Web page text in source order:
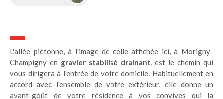
L'allée piétonne, à l'image de celle affichée ici, à Morigny-
Champigny en gravier stabilisé drainant, est le chemin qui
vous dirigera à l'entrée de votre domicile. Habituellement en
accord avec l'ensemble de votre extérieur, elle donne un
avant-goût de votre résidence à vos convives qui la